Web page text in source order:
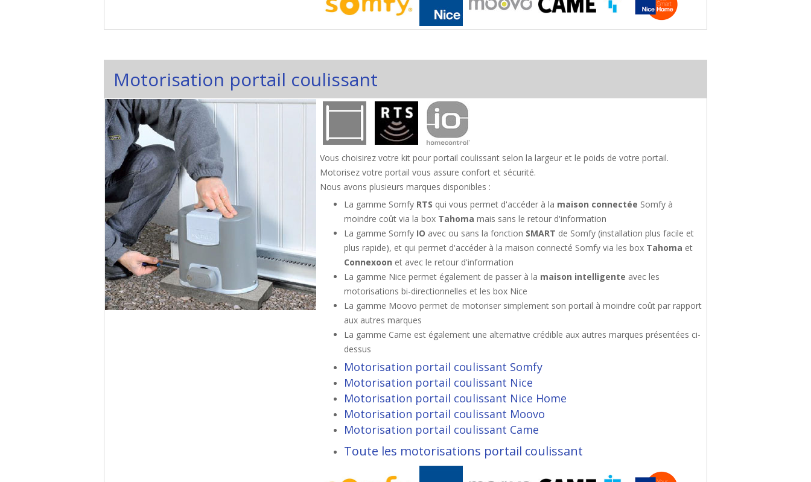
Motorisation portail coulissant
Vous choisirez votre kit pour portail coulissant selon la largeur et le poids de votre portail.
Motorisez votre portail vous assure confort et sécurité.
Nous avons plusieurs marques disponibles :
La gamme Somfy RTS qui vous permet d'accéder à la maison connectée Somfy à
moindre coût via la box Tahoma mais sans le retour d'information
La gamme Somfy IO avec ou sans la fonction SMART de Somfy (installation plus facile et
plus rapide), et qui permet d'accéder à la maison connecté Somfy via les box Tahoma et
Connexoon et avec le retour d'information
La gamme Nice permet également de passer à la maison intelligente avec les
motorisations bi-directionnelles et les box Nice
La gamme Moovo permet de motoriser simplement son portail à moindre coût par rapport
aux autres marques
La gamme Came est également une alternative crédible aux autres marques présentées ci-
dessus
Motorisation portail coulissant Somfy
Motorisation portail coulissant Nice
Motorisation portail coulissant Nice Home
Motorisation portail coulissant Moovo
Motorisation portail coulissant Came
Toute les motorisations portail coulissant